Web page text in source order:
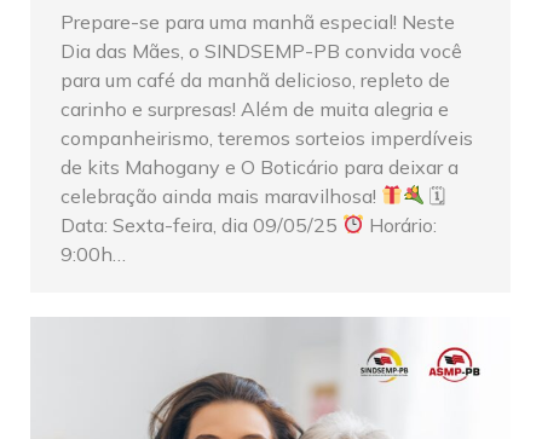
Prepare-se para uma manhã especial! Neste
Dia das Mães, o SINDSEMP-PB convida você
para um café da manhã delicioso, repleto de
carinho e surpresas! Além de muita alegria e
companheirismo, teremos sorteios imperdíveis
de kits Mahogany e O Boticário para deixar a
celebração ainda mais maravilhosa!
🗓
Data: Sexta-feira, dia 09/05/25
Horário:
9:00h…